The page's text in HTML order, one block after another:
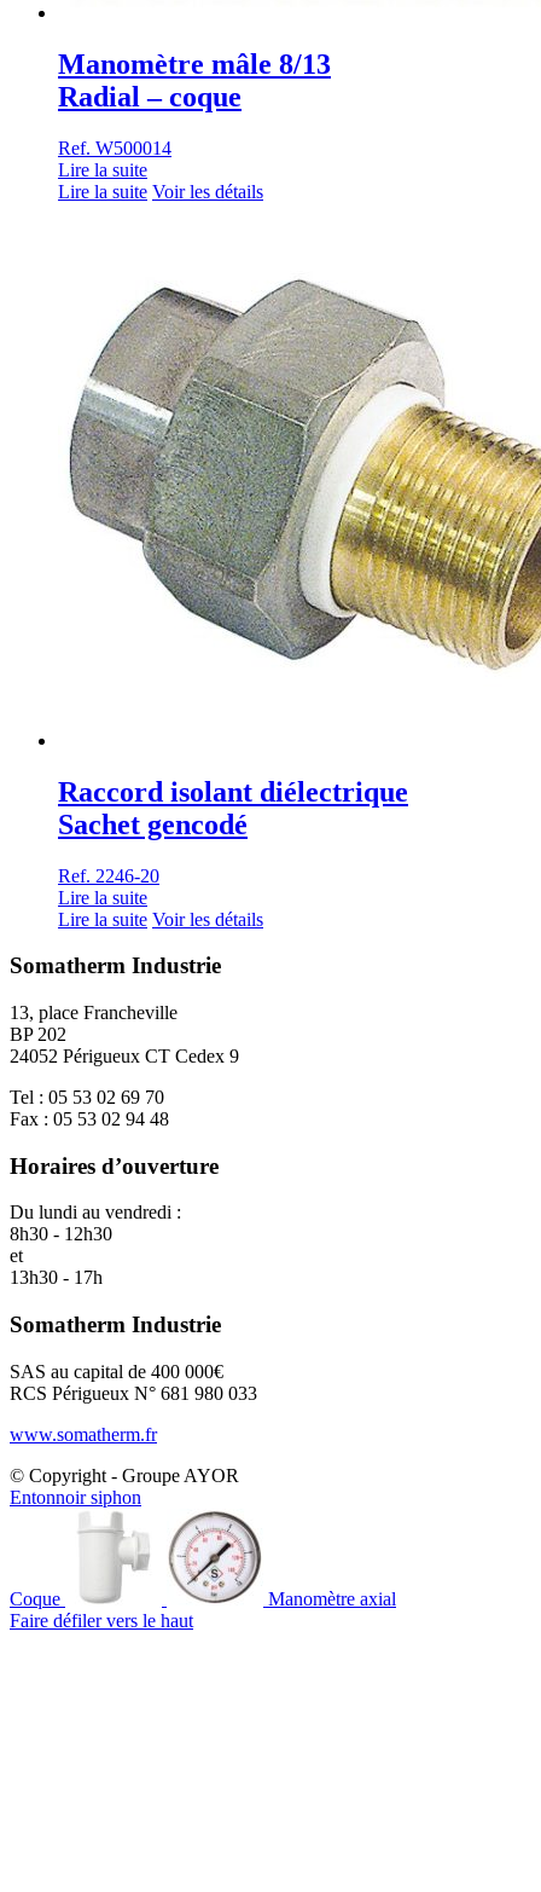
Manomètre mâle 8/13
Radial – coque
Ref. W500014
Lire la suite
Lire la suite Voir les détails
Raccord isolant diélectrique
Sachet gencodé
Ref. 2246-20
Lire la suite
Lire la suite Voir les détails
Somatherm Industrie
13, place Francheville
BP 202
24052 Périgueux CT Cedex 9
Tel : 05 53 02 69 70
Fax : 05 53 02 94 48
Horaires d’ouverture
Du lundi au vendredi :
8h30 - 12h30
et
13h30 - 17h
Somatherm Industrie
SAS au capital de 400 000€
RCS Périgueux N° 681 980 033
www.somatherm.fr
© Copyright - Groupe AYOR
Entonnoir siphon
Coque
Manomètre axial
Faire défiler vers le haut